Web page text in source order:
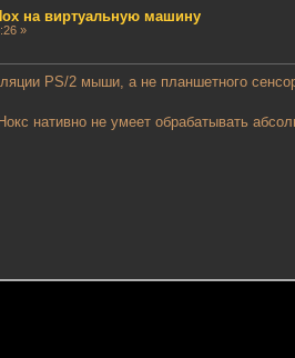
на виртуальную машину
»
PS/2 мыши, а не планшетного
нативно не умеет обрабатывать